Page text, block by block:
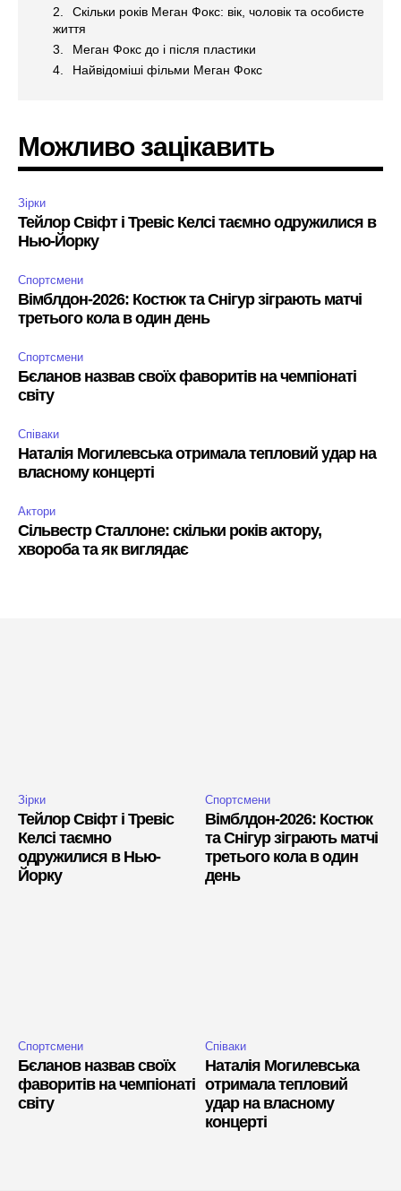
Скільки років Меган Фокс: вік, чоловік та особисте
життя
Меган Фокс до і після пластики
Найвідоміші фільми Меган Фокс
Можливо зацікавить
Зірки
Тейлор Свіфт і Тревіс Келсі таємно одружилися в
Нью-Йорку
Спортсмени
Вімблдон-2026: Костюк та Снігур зіграють матчі
третього кола в один день
Спортсмени
Бєланов назвав своїх фаворитів на чемпіонаті
світу
Співаки
Наталія Могилевська отримала тепловий удар на
власному концерті
Актори
Сільвестр Сталлоне: скільки років актору,
хвороба та як виглядає
Зірки
Тейлор Свіфт і Тревіс
Келсі таємно
одружилися в Нью-
Йорку
Спортсмени
Вімблдон-2026: Костюк
та Снігур зіграють матчі
третього кола в один
день
Спортсмени
Бєланов назвав своїх
фаворитів на чемпіонаті
світу
Співаки
Наталія Могилевська
отримала тепловий
удар на власному
концерті